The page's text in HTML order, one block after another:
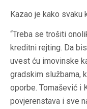
Kazao je kako svaku
“Treba se trošiti
kreditni rejting. Da
uvest ću imovinske
gradskim službama,
oporbe. Tomašević i
povjerenstava i sve